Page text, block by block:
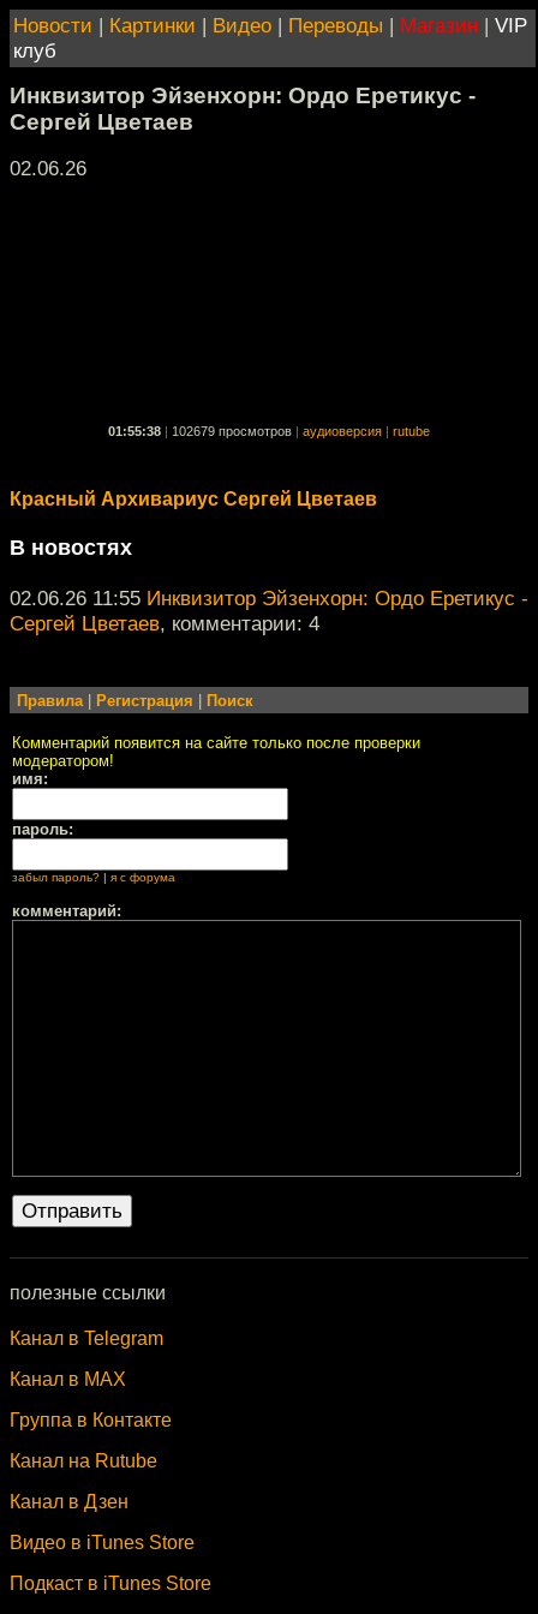
Новости | Картинки | Видео | Переводы | Магазин | VIP
клуб
Инквизитор Эйзенхорн: Ордо Еретикус -
Сергей Цветаев
02.06.26
01:55:38 102679 просмотров аудиоверсия rutube
Красный Архивариус Сергей Цветаев
В новостях
02.06.26 11:55 Инквизитор Эйзенхорн: Ордо Еретикус -
Сергей Цветаев, комментарии: 4
Правила| Регистрация Поиск
Комментарий появится на сайте только после проверки
модератором!
имя:
пароль:
забыл пароль? я с форума
комментарий:
полезные ссылки
Канал в Telegram
Канал в MAX
Группа в Контакте
Канал на Rutube
Канал в Дзен
Видео в iTunes Store
Подкаст в iTunes Store